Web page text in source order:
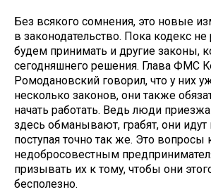
Без всякого сомнения, это новые
в законодательство. Пока кодекс
будем принимать и другие законы,
сегодняшнего решения. Глава ФМС
Ромодановский говорил, что у них
несколько законов, они также
начать работать. Ведь люди
здесь обманывают, грабят, они идут
поступая точно так же. Это
недобросовестным
призывать их к тому, чтобы они
бесполезно.